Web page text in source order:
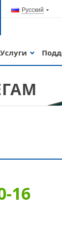
Русский
Услуги
16